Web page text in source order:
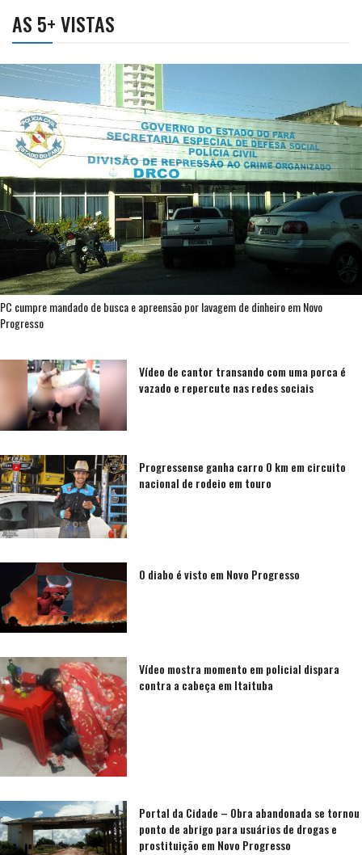
AS 5+ VISTAS
PC cumpre mandado de busca e apreensão por lavagem de dinheiro em Novo
Progresso
Vídeo de cantor transando com uma porca é
vazado e repercute nas redes sociais
Progressense ganha carro 0 km em circuito
nacional de rodeio em touro
O diabo é visto em Novo Progresso
Vídeo mostra momento em policial dispara
contra a cabeça em Itaituba
Portal da Cidade – Obra abandonada se tornou
ponto de abrigo para usuários de drogas e
prostituição em Novo Progresso